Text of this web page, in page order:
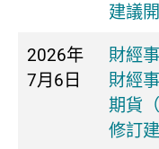
建議
2026年
7月6日
財經
財經
期貨
修訂